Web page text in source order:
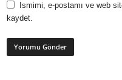
Ismimi, e-postamı ve web
kaydet.